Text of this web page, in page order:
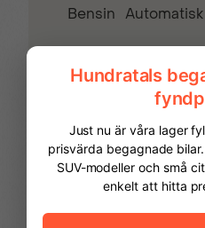
Rails
Sidokrockgardiner
Bensin Automatisk